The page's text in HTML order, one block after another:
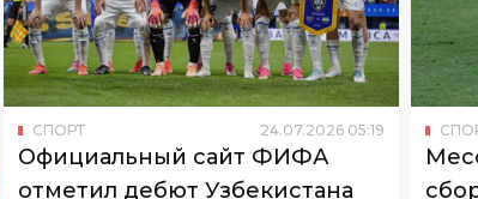
СПОРТ 24.07.2026 05:19
Официальный сайт ФИФА
отметил дебют Узбекистана
на мировом первенстве
Несмотря на неудовлетворительные
результаты, ФИФА выделила и
Об